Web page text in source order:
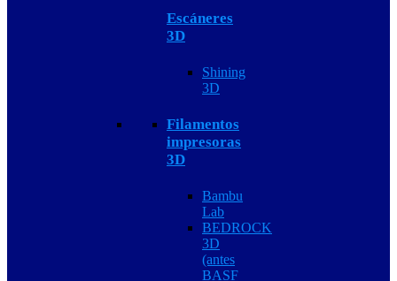
Escáneres
3D
Shining
3D
Filamentos
impresoras
3D
Bambu
Lab
BEDROCK
3D
(antes
BASF